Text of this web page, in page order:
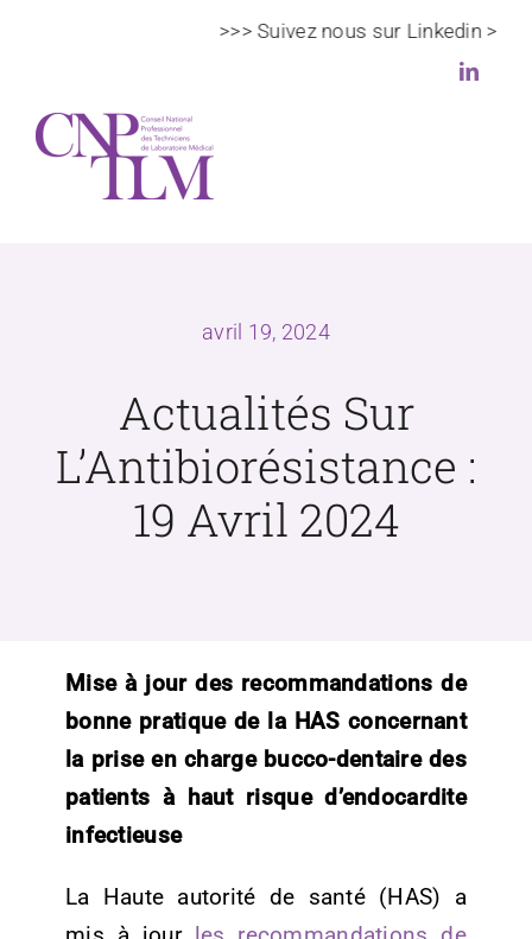
>>> Suivez nous sur Linkedin >>>
Veille scientifique et règlementaire
DPC
avril 19, 2024
Actualités Sur
L’Antibiorésistance :
19 Avril 2024
Mise à jour des recommandations de
bonne pratique de la HAS concernant
la prise en charge bucco-dentaire des
patients à haut risque d’endocardite
infectieuse
La Haute autorité de santé (HAS) a